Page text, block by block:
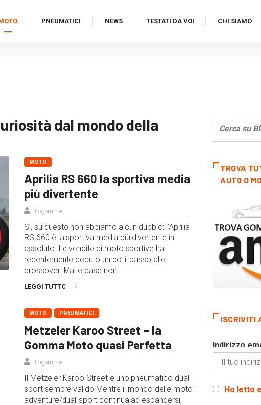
PNEUMATICI NEWS TESTATI DA VOI CHI SIAMO
dal mondo della
MOTO
Aprilia RS 660 la sportiva media
più divertente
Blogomme
Sì, su questo non abbiamo alcun dubbio: l’Aprilia
RS 660 è la sportiva media più divertente in
assoluto. Le vendite di moto sportive ha
recentemente ceduto un po’ il passo alle
crossover. Ma le case non
LEGGI TUTTO
MOTO PNEUMATICI
Metzeler Karoo Street – la
Gomma Moto quasi Perfetta
Blogomme
Il Metzeler Karoo Street è uno pneumatico dual-
sport sempre valido Mentre il mondo delle moto
adventure/dual-sport continua ad espandersi,
TROVA
AUTO O
ISCRIVITI
Indirizzo
Ho letto